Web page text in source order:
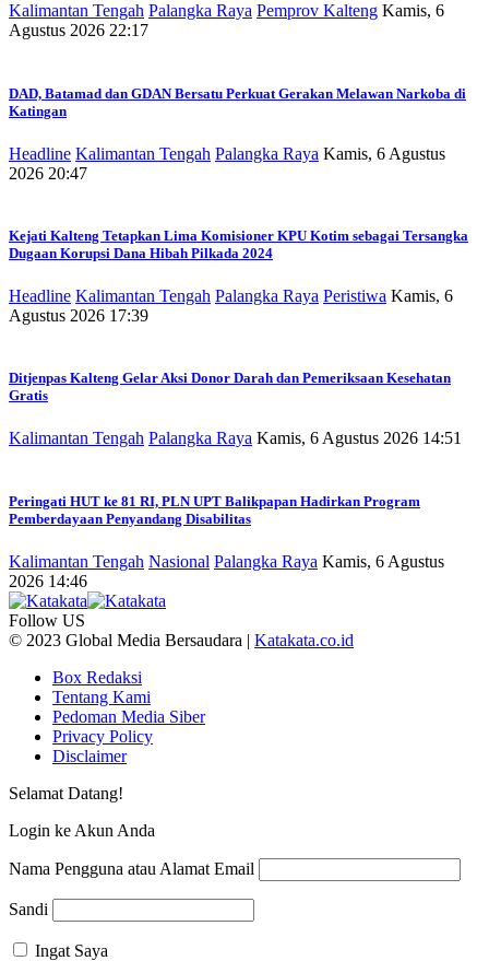
Kalimantan Tengah Palangka Raya Pemprov Kalteng Kamis, 6
Agustus 2026 22:17
DAD, Batamad dan GDAN Bersatu Perkuat Gerakan Melawan Narkoba di
Katingan
Headline Kalimantan Tengah Palangka Raya Kamis, 6 Agustus
2026 20:47
Kejati Kalteng Tetapkan Lima Komisioner KPU Kotim sebagai Tersangka
Dugaan Korupsi Dana Hibah Pilkada 2024
Headline Kalimantan Tengah Palangka Raya Peristiwa Kamis, 6
Agustus 2026 17:39
Ditjenpas Kalteng Gelar Aksi Donor Darah dan Pemeriksaan Kesehatan
Gratis
Kalimantan Tengah Palangka Raya Kamis, 6 Agustus 2026 14:51
Peringati HUT ke 81 RI, PLN UPT Balikpapan Hadirkan Program
Pemberdayaan Penyandang Disabilitas
Kalimantan Tengah Nasional Palangka Raya Kamis, 6 Agustus
2026 14:46
Follow US
© 2023 Global Media Bersaudara | Katakata.co.id
Box Redaksi
Tentang Kami
Pedoman Media Siber
Privacy Policy
Disclaimer
Selamat Datang!
Login ke Akun Anda
Nama Pengguna atau Alamat Email
Sandi
Ingat Saya